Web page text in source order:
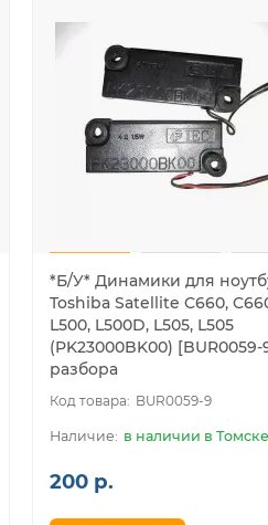
*Б/У* Динамики для
Toshiba Satellite C660,
L500, L500D, L505, L505
(PK23000BK00) [BUR0059-
разбора
BUR0059-9
в наличии в Томске
200 р.